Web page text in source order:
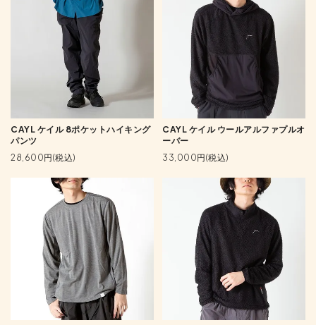
CAYL ケイル 8ポケットハイキング
パンツ
28,600円(税込)
CAYL ケイル ウールアルファプルオ
ーバー
33,000円(税込)